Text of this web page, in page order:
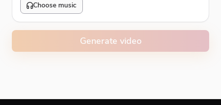
#E74C3C
Choose music
Generate video